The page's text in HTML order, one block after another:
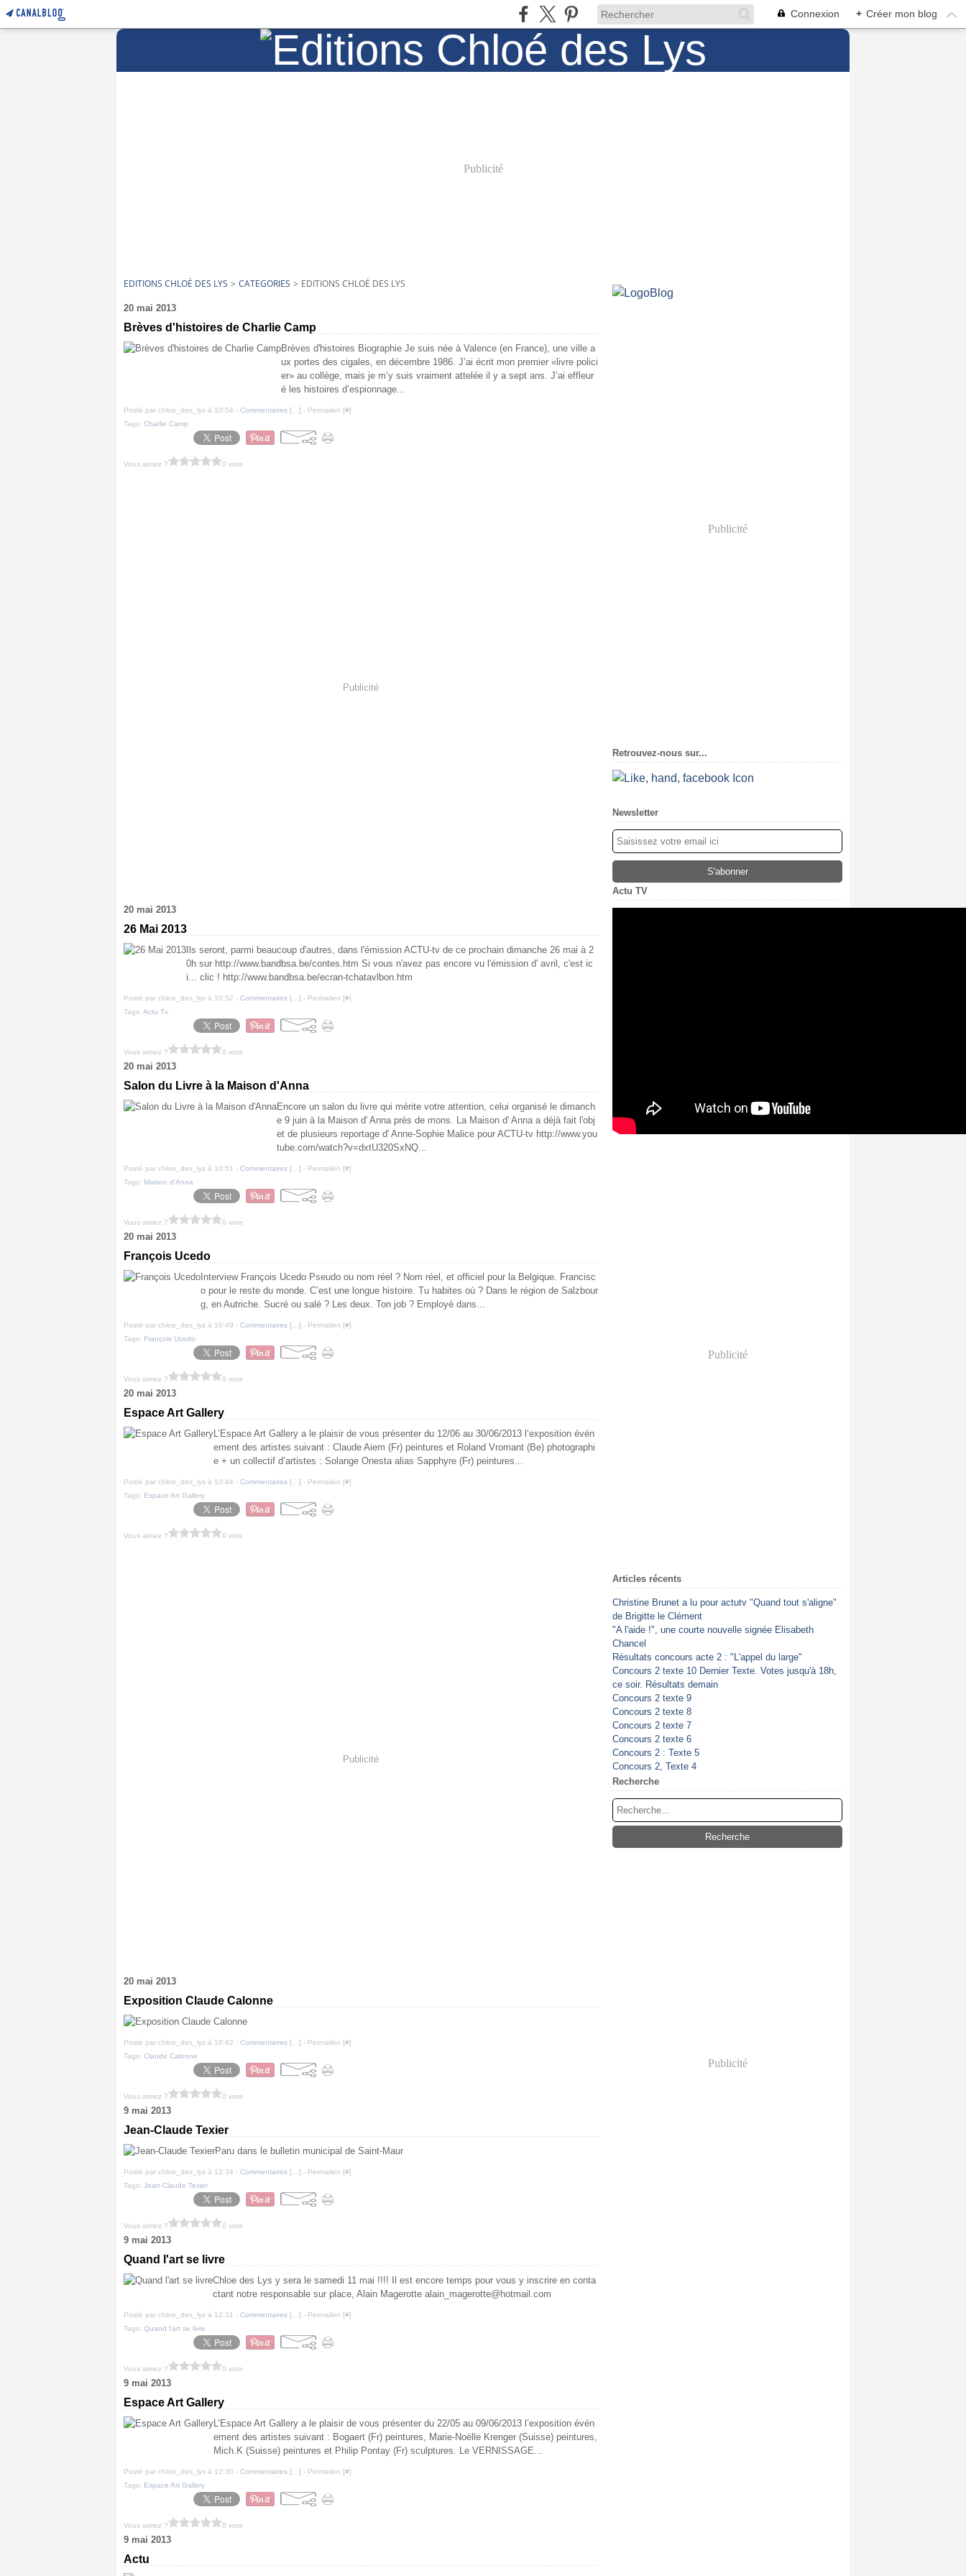
Connexion + Créer mon blog
Publicité
EDITIONS CHLOÉ DES LYS > CATEGORIES > EDITIONS CHLOÉ DES LYS
20 mai 2013
Brèves d'histoires de Charlie Camp
Brèves d'histoires Biographie Je suis née à Valence (en France), une ville a
ux portes des cigales, en décembre 1986. J’ai écrit mon premier «livre polici
er» au collège, mais je m’y suis vraiment attelée il y a sept ans. J’ai effleur
é les histoires d’espionnage...
Posté par chloe_des_lys à 10:54 - Commentaires [ ] - Permalien [#]
Tags: Charlie Camp
Vous aimez ? 0 vote
Publicité
20 mai 2013
26 Mai 2013
Ils seront, parmi beaucoup d'autres, dans l'émission ACTU-tv de ce prochain dimanche 26 mai à 2
0h sur http://www.bandbsa.be/contes.htm Si vous n'avez pas encore vu l'émission d' avril, c'est ic
i... clic ! http://www.bandbsa.be/ecran-tchatavlbon.htm
Posté par chloe_des_lys à 10:52 - Commentaires [ ] - Permalien [#]
Tags: Actu Tv
Vous aimez ? 0 vote
20 mai 2013
Salon du Livre à la Maison d'Anna
Encore un salon du livre qui mérite votre attention, celui organisé le dimanch
e 9 juin à la Maison d' Anna près de mons. La Maison d' Anna a déjà fait l'obj
et de plusieurs reportage d' Anne-Sophie Malice pour ACTU-tv http://www.you
tube.com/watch?v=dxtU320SxNQ...
Posté par chloe_des_lys à 10:51 - Commentaires [ ] - Permalien [#]
Tags: Maison d'Anna
Vous aimez ? 0 vote
20 mai 2013
François Ucedo
Interview François Ucedo Pseudo ou nom réel ? Nom réel, et officiel pour la Belgique. Francisc
o pour le reste du monde. C’est une longue histoire. Tu habites où ? Dans le région de Salzbour
g, en Autriche. Sucré ou salé ? Les deux. Ton job ? Employé dans...
Posté par chloe_des_lys à 10:49 - Commentaires [ ] - Permalien [#]
Tags: François Ucedo
Vous aimez ? 0 vote
20 mai 2013
Espace Art Gallery
L’Espace Art Gallery a le plaisir de vous présenter du 12/06 au 30/06/2013 l’exposition évén
ement des artistes suivant : Claude Aiem (Fr) peintures et Roland Vromant (Be) photographi
e + un collectif d’artistes : Solange Onesta alias Sapphyre (Fr) peintures...
Posté par chloe_des_lys à 10:44 - Commentaires [ ] - Permalien [#]
Tags: Espace Art Gallery
Vous aimez ? 0 vote
Publicité
20 mai 2013
Exposition Claude Calonne
Posté par chloe_des_lys à 10:42 - Commentaires [ ] - Permalien [#]
Tags: Claude Calonne
Vous aimez ? 0 vote
9 mai 2013
Jean-Claude Texier
Paru dans le bulletin municipal de Saint-Maur
Posté par chloe_des_lys à 12:34 - Commentaires [ ] - Permalien [#]
Tags: Jean-Claude Texier
Vous aimez ? 0 vote
9 mai 2013
Quand l'art se livre
Chloe des Lys y sera le samedi 11 mai !!!! Il est encore temps pour vous y inscrire en conta
ctant notre responsable sur place, Alain Magerotte alain_magerotte@hotmail.com
Posté par chloe_des_lys à 12:31 - Commentaires [ ] - Permalien [#]
Tags: Quand l'art se livre
Vous aimez ? 0 vote
9 mai 2013
Espace Art Gallery
L’Espace Art Gallery a le plaisir de vous présenter du 22/05 au 09/06/2013 l’exposition évén
ement des artistes suivant : Bogaert (Fr) peintures, Marie-Noëlle Krenger (Suisse) peintures,
Mich.K (Suisse) peintures et Philip Pontay (Fr) sculptures. Le VERNISSAGE...
Posté par chloe_des_lys à 12:30 - Commentaires [ ] - Permalien [#]
Tags: Espace Art Gallery
Vous aimez ? 0 vote
9 mai 2013
Actu
Publicité
Retrouvez-nous sur...
Newsletter
Actu TV
Publicité
Articles récents
Christine Brunet a lu pour actutv "Quand tout s'aligne"
de Brigitte le Clément
"A l'aide !", une courte nouvelle signée Elisabeth
Chancel
Résultats concours acte 2 : "L'appel du large"
Concours 2 texte 10 Dernier Texte. Votes jusqu'à 18h,
ce soir. Résultats demain
Concours 2 texte 9
Concours 2 texte 8
Concours 2 texte 7
Concours 2 texte 6
Concours 2 : Texte 5
Concours 2, Texte 4
Recherche
Publicité